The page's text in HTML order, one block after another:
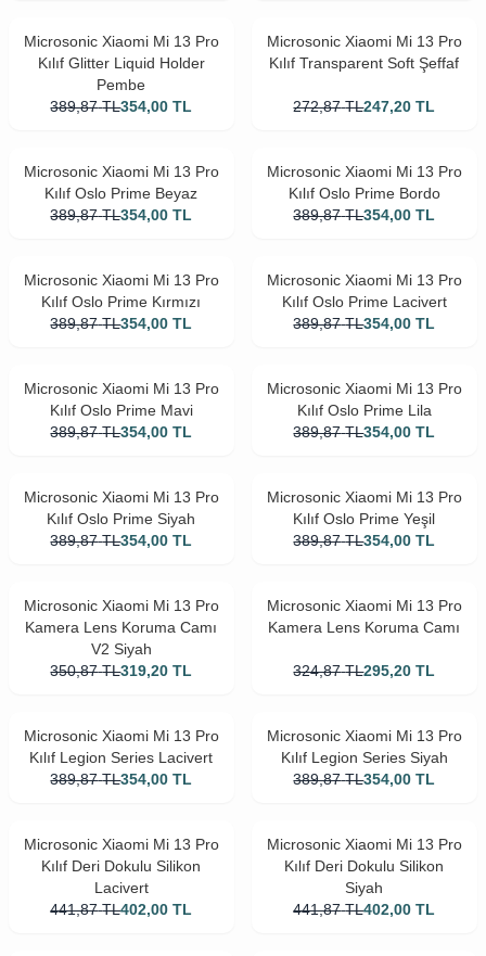
Microsonic Xiaomi Mi 13 Pro
Kılıf Glitter Liquid Holder
Pembe
389,87 TL354,00 TL
Microsonic Xiaomi Mi 13 Pro
Kılıf Transparent Soft Şeffaf
272,87 TL247,20 TL
Microsonic Xiaomi Mi 13 Pro
Kılıf Oslo Prime Beyaz
389,87 TL354,00 TL
Microsonic Xiaomi Mi 13 Pro
Kılıf Oslo Prime Bordo
389,87 TL354,00 TL
Microsonic Xiaomi Mi 13 Pro
Kılıf Oslo Prime Kırmızı
389,87 TL354,00 TL
Microsonic Xiaomi Mi 13 Pro
Kılıf Oslo Prime Lacivert
389,87 TL354,00 TL
Microsonic Xiaomi Mi 13 Pro
Kılıf Oslo Prime Mavi
389,87 TL354,00 TL
Microsonic Xiaomi Mi 13 Pro
Kılıf Oslo Prime Lila
389,87 TL354,00 TL
Microsonic Xiaomi Mi 13 Pro
Kılıf Oslo Prime Siyah
389,87 TL354,00 TL
Microsonic Xiaomi Mi 13 Pro
Kılıf Oslo Prime Yeşil
389,87 TL354,00 TL
Microsonic Xiaomi Mi 13 Pro
Kamera Lens Koruma Camı
V2 Siyah
350,87 TL319,20 TL
Microsonic Xiaomi Mi 13 Pro
Kamera Lens Koruma Camı
324,87 TL295,20 TL
Microsonic Xiaomi Mi 13 Pro
Kılıf Legion Series Lacivert
389,87 TL354,00 TL
Microsonic Xiaomi Mi 13 Pro
Kılıf Legion Series Siyah
389,87 TL354,00 TL
Microsonic Xiaomi Mi 13 Pro
Kılıf Deri Dokulu Silikon
Lacivert
441,87 TL402,00 TL
Microsonic Xiaomi Mi 13 Pro
Kılıf Deri Dokulu Silikon
Siyah
441,87 TL402,00 TL